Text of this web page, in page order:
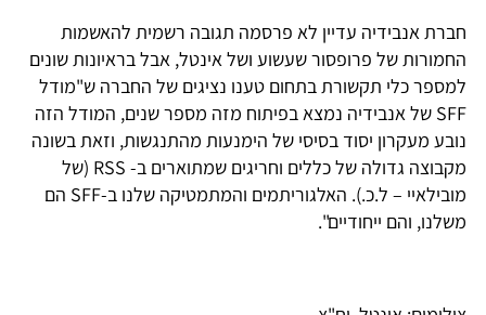
אנבידיה עדיין לא פרסמה תגובה רשמית להאשמות
של פרופסור שעשוע ושל אינטל, אבל בראיונות שונים
כלי תקשורת בתחום טענו נציגים של החברה ש"מודל
SFF של אנבידיה נמצא בפיתוח מזה מספר שנים, המודל הזה
מעקרון יסוד בסיסי של הימנעות מהתנגשות, וזאת בשונה
מקבוצה גדולה של כללים וחריגים שמתוארים ב- RSS (של
מובילאיי – ל.כ.). האלגוריתמים והמתמטיקה שלנו ב-SFF הם
והם ייחודיים".